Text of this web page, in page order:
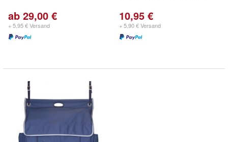
ab 29,00 €
+ 5,95 € Versand
10,95 €
+ 5,90 € Versand